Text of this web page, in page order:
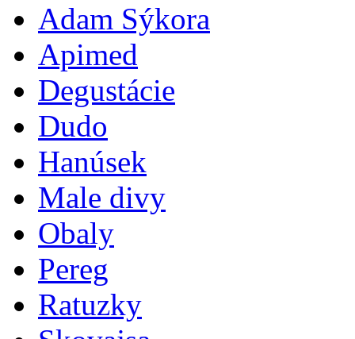
Adam Sýkora
Apimed
Degustácie
Dudo
Hanúsek
Male divy
Obaly
Pereg
Ratuzky